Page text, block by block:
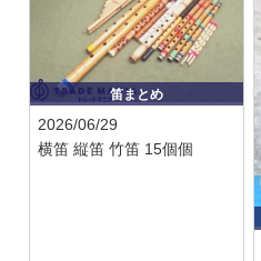
笛まとめ
2026/06/29
横笛 縦笛 竹笛 15個個